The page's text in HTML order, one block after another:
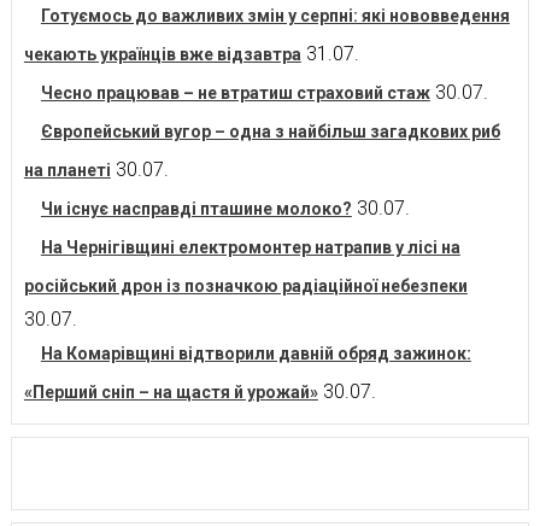
Готуємось до важливих змін у серпні: які нововведення
чекають українців вже відзавтра 31.07.
Чесно працював – не втратиш страховий стаж 30.07.
Європейський вугор – одна з найбільш загадкових риб
на планеті 30.07.
Чи існує насправді пташине молоко? 30.07.
На Чернігівщині електромонтер натрапив у лісі на
російський дрон із позначкою радіаційної небезпеки
30.07.
На Комарівщині відтворили давній обряд зажинок:
«Перший сніп – на щастя й урожай» 30.07.